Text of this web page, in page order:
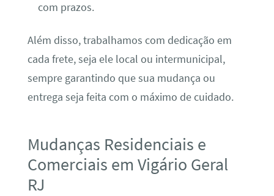
com prazos.
Além disso, trabalhamos com dedicação em
cada frete, seja ele local ou intermunicipal,
sempre garantindo que sua mudança ou
entrega seja feita com o máximo de cuidado.
Mudanças Residenciais e
Comerciais em Vigário Geral
RJ